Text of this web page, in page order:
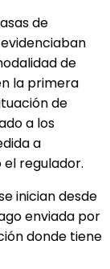
de
de
la primera
de
a los
a
regulador.
inician desde
enviada por
donde tiene